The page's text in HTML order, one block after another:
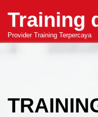
content
Training
Provider Training Terpercaya